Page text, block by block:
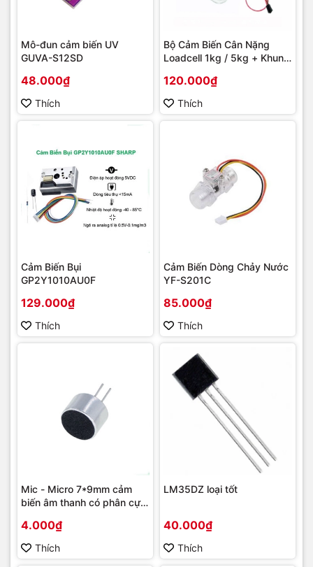
Mô-đun cảm biến UV
GUVA-S12SD
48.000₫
Thích
Bộ Cảm Biến Cân Nặng
Loadcell 1kg / 5kg + Khung
120.000₫
Thích
Cảm Biến Bụi
GP2Y1010AU0F
129.000₫
Thích
Cảm Biến Dòng Chảy Nước
YF-S201C
85.000₫
Thích
Mic - Micro 7*9mm cảm
biến âm thanh có phân cực
4.000₫
Thích
LM35DZ loại tốt
40.000₫
Thích